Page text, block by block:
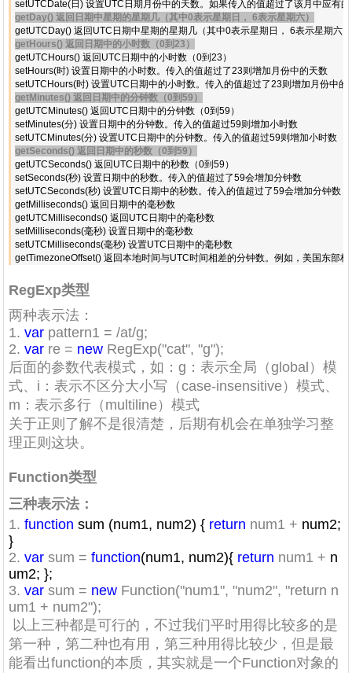
getDay() 返回日期中星期的星期几（其中0表示星期日， 6表示星期六）
getHours() 返回日期中的小时数（0到23）
getUTCHours() 返回UTC日期中的小时数（0到23）
setHours(时) 设置日期中的小时数。传入的值超过了23则增加月份中的天数
getMinutes() 返回日期中的分钟数（0到59）
getUTCMinutes() 返回UTC日期中的分钟数（0到59）
setMinutes(分) 设置日期中的分钟数。传入的值超过59则增加小时数
getSeconds() 返回日期中的秒数（0到59）
getUTCSeconds() 返回UTC日期中的秒数（0到59）
setSeconds(秒) 设置日期中的秒数。传入的值超过了59会增加分钟数
setUTCSeconds(秒) 设置UTC日期中的秒数。传入的值超过了59会增加分钟数
getMilliseconds() 返回日期中的毫秒数
getUTCMilliseconds() 返回UTC日期中的毫秒数
setMilliseconds(毫秒) 设置日期中的毫秒数
setUTCMilliseconds(毫秒) 设置UTC日期中的毫秒数
getTimezoneOffset() 返回本地时间与UTC时间相差的分钟数。例如，美国东部
RegExp类型
两种表示法：
1.var pattern1 = /at/g;
2.var re = new RegExp("cat", "g");
后面的参数代表模式，如：g：表示全局（global）模
式、i：表示不区分大小写（case-insensitive）模式、
m：表示多行（multiline）模式
关于正则了解不是很清楚，后期有机会在单独学习整
理正则这块。
Function类型
三种表示法：
1.function sum (num1, num2) { return num1 + num2;
}
2.var sum =function(num1, num2){ return num1 + n
um2; };
3.var sum = new Function("num1", "num2", "return n
um1 + num2");
以上三种都是可行的，不过我们平时用得比较多的是
第一种，第二种也有用，第三种用得比较少，但是最
能看出function的本质，其实就是一个Function对象的